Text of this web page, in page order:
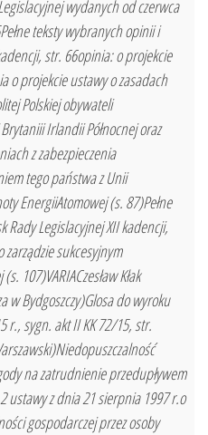
wydanych od czerwca
teksty wybranych opinii i
str. 66opinia: o projekcie
o projekcie ustawy o zasadach
Polskiej obywateli
Irlandii Północnej oraz
z zabezpieczenia
tego państwa z Unii
EnergiiAtomowej (s. 87)Pełne
Legislacyjnej XII kadencji,
sukcesyjnym
107)VARIACzesław Kłak
w Bydgoszczy)Glosa do wyroku
r., sygn. akt II KK 72/15, str.
na zatrudnienie przedupływem
ustawy z dnia 21 sierpnia 1997 r.o
gospodarczej przez osoby